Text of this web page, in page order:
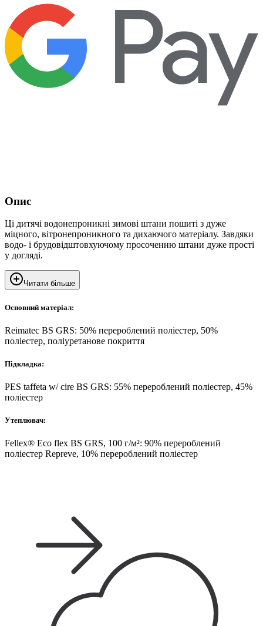
Опис
Ці дитячі водонепроникні зимові штани пошиті з дуже
міцного, вітронепроникного та дихаючого матеріалу. Завдяки
водо- і брудовідштовхуючому просоченню штани дуже прості
у догляді.
Читати більше
Основний матеріал:
Reimatec BS GRS: 50% перероблений поліестер, 50%
поліестер, поліуретанове покриття
Підкладка:
PES taffeta w/ cire BS GRS: 55% перероблений поліестер, 45%
поліестер
Утеплювач:
Fellex® Eco flex BS GRS, 100 г/м²: 90% перероблений
поліестер Repreve, 10% перероблений поліестер